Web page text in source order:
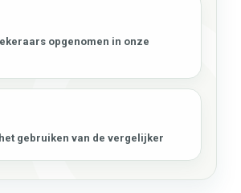
opgenomen in onze
gebruiken van de vergelijker